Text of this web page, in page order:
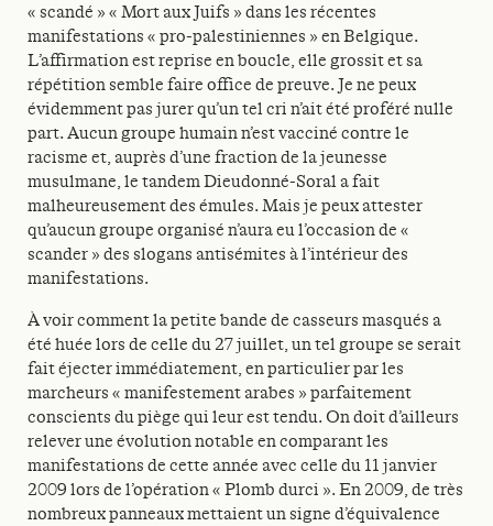
« scandé » « Mort aux Juifs » dans les récentes
manifestations « pro-palestiniennes » en Belgique.
L’affirmation est reprise en boucle, elle grossit et sa
répétition semble faire office de preuve. Je ne peux
évidemment pas jurer qu’un tel cri n’ait été proféré nulle
part. Aucun groupe humain n’est vacciné contre le
racisme et, auprès d’une fraction de la jeunesse
musulmane, le tandem Dieudonné-Soral a fait
malheureusement des émules. Mais je peux attester
qu’aucun groupe organisé n’aura eu l’occasion de «
scander » des slogans antisémites à l’intérieur des
manifestations.
À voir comment la petite bande de casseurs masqués a
été huée lors de celle du 27 juillet, un tel groupe se serait
fait éjecter immédiatement, en particulier par les
marcheurs « manifestement arabes » parfaitement
conscients du piège qui leur est tendu. On doit d’ailleurs
relever une évolution notable en comparant les
manifestations de cette année avec celle du 11 janvier
2009 lors de l’opération « Plomb durci ». En 2009, de très
nombreux panneaux mettaient un signe d’équivalence